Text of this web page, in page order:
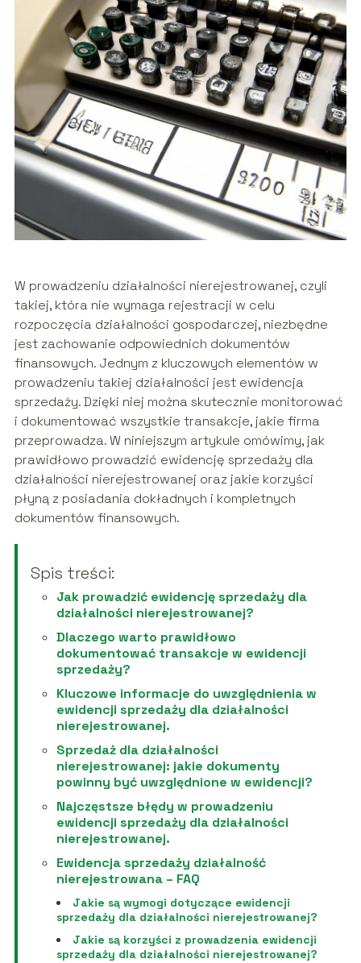
W prowadzeniu działalności nierejestrowanej, czyli
takiej, która nie wymaga rejestracji w celu
rozpoczęcia działalności gospodarczej, niezbędne
jest zachowanie odpowiednich dokumentów
finansowych. Jednym z kluczowych elementów w
prowadzeniu takiej działalności jest ewidencja
sprzedaży. Dzięki niej można skutecznie monitorować
i dokumentować wszystkie transakcje, jakie firma
przeprowadza. W niniejszym artykule omówimy, jak
prawidłowo prowadzić ewidencję sprzedaży dla
działalności nierejestrowanej oraz jakie korzyści
płyną z posiadania dokładnych i kompletnych
dokumentów finansowych.
Spis treści:
Jak prowadzić ewidencję sprzedaży dla
działalności nierejestrowanej?
Dlaczego warto prawidłowo
dokumentować transakcje w ewidencji
sprzedaży?
Kluczowe informacje do uwzględnienia w
ewidencji sprzedaży dla działalności
nierejestrowanej.
Sprzedaż dla działalności
nierejestrowanej: jakie dokumenty
powinny być uwzględnione w ewidencji?
Najczęstsze błędy w prowadzeniu
ewidencji sprzedaży dla działalności
nierejestrowanej.
Ewidencja sprzedaży działalność
nierejestrowana – FAQ
Jakie są wymogi dotyczące ewidencji
sprzedaży dla działalności nierejestrowanej?
Jakie są korzyści z prowadzenia ewidencji
sprzedaży dla działalności nierejestrowanej?